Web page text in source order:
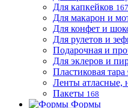
Для капкейков 167
Для макарон и
Для конфет и
Для рулетов и
Подарочная и
Для эклеров и
Пластиковая тара
Ленты атласные,
Пакеты 168
Формы